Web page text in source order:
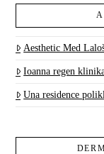
Aesthetic Med
Ioanna regen
Una residence